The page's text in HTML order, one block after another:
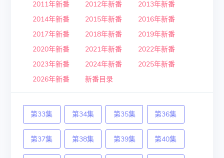
2011年新番
2012年新番
2013年新番
2014年新番
2015年新番
2016年新番
2017年新番
2018年新番
2019年新番
2020年新番
2021年新番
2022年新番
2023年新番
2024年新番
2025年新番
2026年新番
新番目录
第33集 第34集 第35集 第36集
第37集 第38集 第39集 第40集